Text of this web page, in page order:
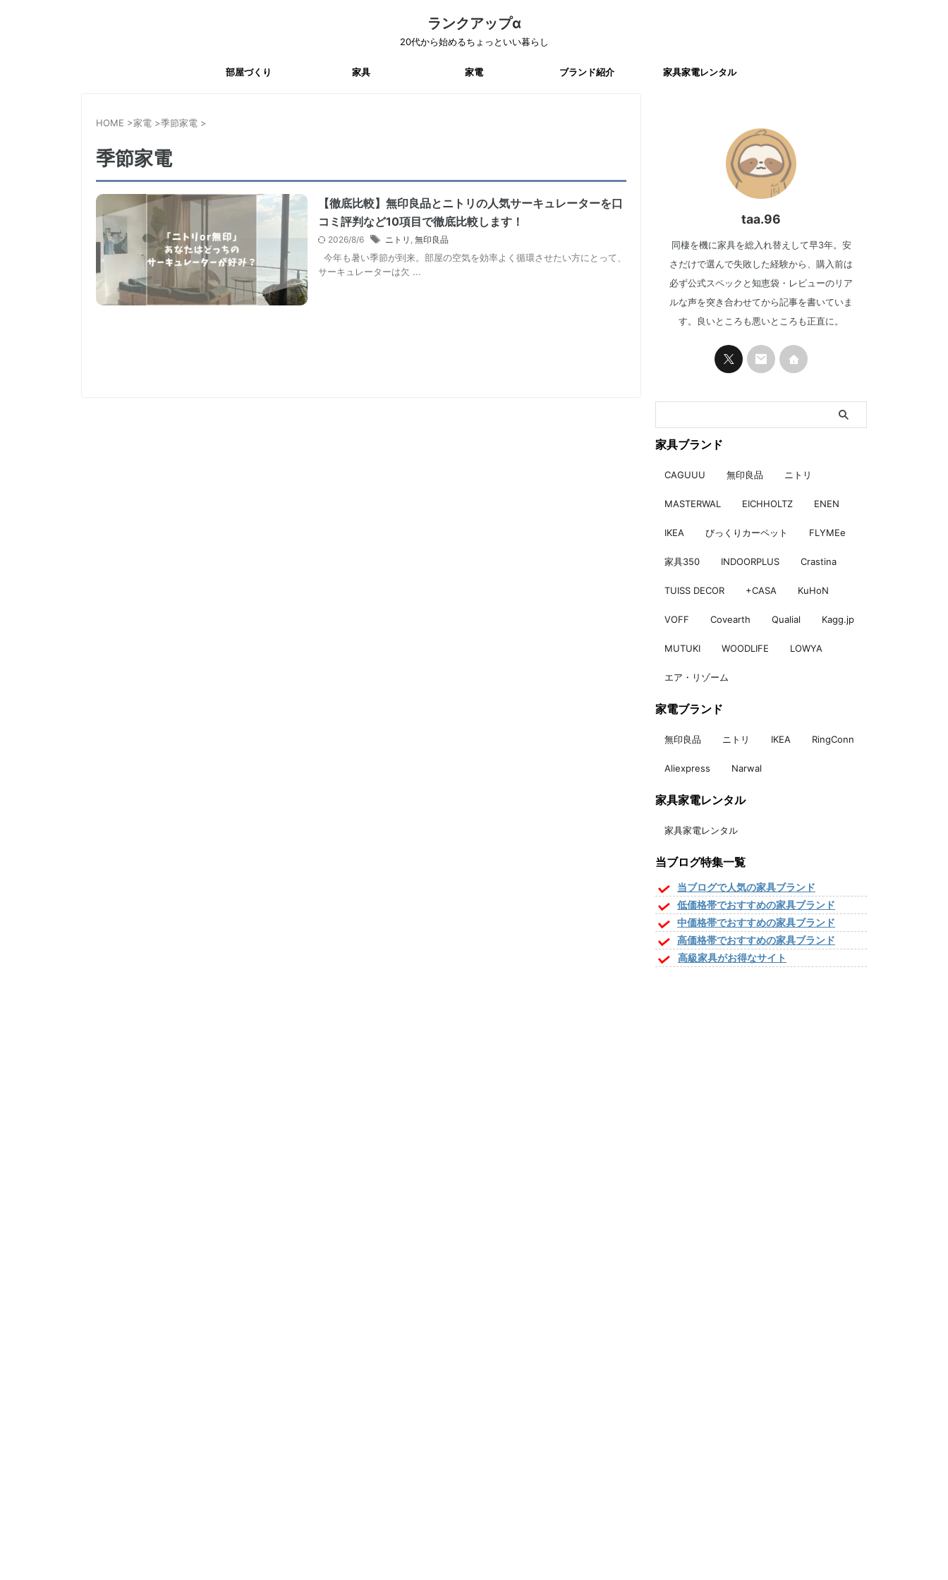
ランクアップα
20代から始めるちょっといい暮らし
部屋づくり 家具 家電 ブランド紹介 家具家電レンタル
HOME >家電 >季節家電 >
季節家電
【徹底比較】無印良品とニトリの人気サーキュレーターを口
コミ評判など10項目で徹底比較します！
2026/8/6 ニトリ , 無印良品
今年も暑い季節が到来。部屋の空気を効率よく循環させたい方にとって、
サーキュレーターは欠 ...
taa.96
同棲を機に家具を総入れ替えして早3年。安
さだけで選んで失敗した経験から、購入前は
必ず公式スペックと知恵袋・レビューのリア
ルな声を突き合わせてから記事を書いていま
す。良いところも悪いところも正直に。
家具ブランド
CAGUUU 無印良品 ニトリ
MASTERWAL EICHHOLTZ ENEN
IKEA びっくりカーペット FLYMEe
家具350 INDOORPLUS Crastina
TUISS DECOR +CASA KuHoN
VOFF Covearth Qualial Kagg.jp
MUTUKI WOODLIFE LOWYA
エア・リゾーム
家電ブランド
無印良品 ニトリ IKEA RingConn
Aliexpress Narwal
家具家電レンタル
家具家電レンタル
当ブログ特集一覧
当ブログで人気の家具ブランド
低価格帯でおすすめの家具ブランド
中価格帯でおすすめの家具ブランド
高価格帯でおすすめの家具ブランド
高級家具がお得なサイト